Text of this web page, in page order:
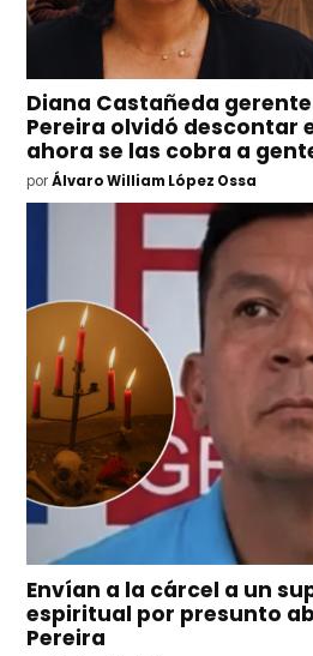
Diana Castañeda gerente
Pereira olvidó descontar
ahora se las cobra a
por Álvaro William López Ossa
Envían a la cárcel a un
espiritual por presunto
Pereira